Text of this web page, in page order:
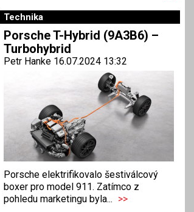
Technika
Porsche T-Hybrid (9A3B6) –
Turbohybrid
Petr Hanke 16.07.2024 13:32
Porsche elektrifikovalo šestiválcový
boxer pro model 911. Zatímco z
pohledu marketingu byla... >>